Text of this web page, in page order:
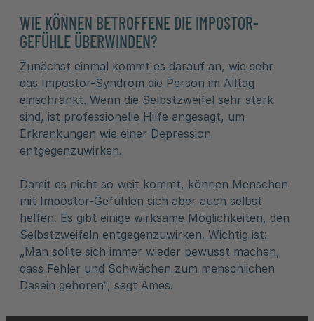
WIE KÖNNEN BETROFFENE DIE IMPOSTOR-
GEFÜHLE ÜBERWINDEN?
Zunächst einmal kommt es darauf an, wie sehr
das Impostor-Syndrom die Person im Alltag
einschränkt. Wenn die Selbstzweifel sehr stark
sind, ist professionelle Hilfe angesagt, um
Erkrankungen wie einer Depression
entgegenzuwirken.
Damit es nicht so weit kommt, können Menschen
mit Impostor-Gefühlen sich aber auch selbst
helfen. Es gibt einige wirksame Möglichkeiten, den
Selbstzweifeln entgegenzuwirken. Wichtig ist:
„Man sollte sich immer wieder bewusst machen,
dass Fehler und Schwächen zum menschlichen
Dasein gehören“, sagt Ames.